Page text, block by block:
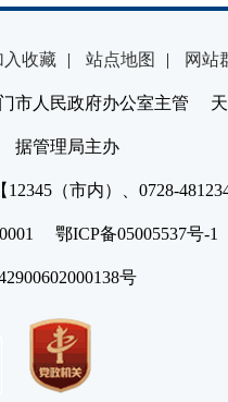
入收藏 | 站点地图 | 网站
市人民政府办公室主管 天
据管理局主办
（市内）、0728-
鄂ICP备05005537号
号